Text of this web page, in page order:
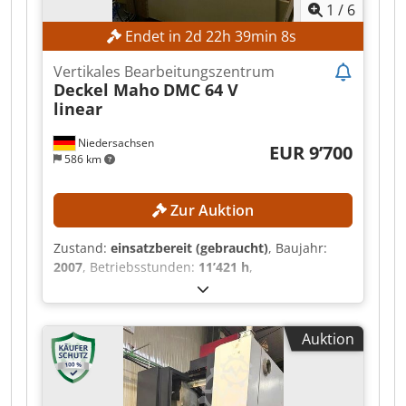
BxHxT: 2400 x 2100 x 2700 mm - Gesamtgewicht:
ca. 3400 kg
1 / 6
Endet in 2d 22h 39min 6s
Niedersachsen
586 km
Vertikales Bearbeitungszentrum
Deckel Maho DMC 64 V
linear
EUR 9’700
Zur Auktion
Zustand: einsatzbereit (gebraucht), Baujahr:
2007, Betriebsstunden: 11’421 h,
voll funktionsfähig
Maschinen-/Fahrzeugnummer:29100009074,
Verfahrweg X-Achse:640 mm, Verfahrweg Y-
Achse:
600 mm, Verfahrweg Z-Achse:500 mm,
Werkstückdurchmesser (max.):
140 mm
Spindeldrehzahl (max.):16’000 U/min
der Steckplätze im Werkzeugmagazin:
Auktion